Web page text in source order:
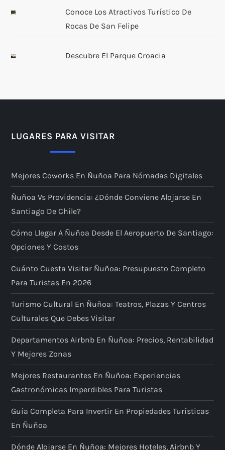
Conoce Los Atractivos Turístico De
Rocas De San Felipe
Descubre El Parque Croacia
LUGARES PARA VISITAR
Mejores Coworks En Ñuñoa Para Nómadas Digitales
Ñuñoa Vs Providencia: ¿dónde Conviene Alojarse En
Santiago De Chile?
Cómo Llegar A Ñuñoa Desde El Aeropuerto De Santiago:
Opciones Y Costos
Cuánto Cuesta Visitar Ñuñoa: Presupuesto Completo
Para Turistas En 2026
Turismo Cultural En Ñuñoa: Teatros, Plazas Y Centros
Culturales Que Debes Visitar
Departamentos Airbnb En Ñuñoa: Precios, Rentabilidad
Y Mejores Zonas
Mejores Restaurantes En Ñuñoa: Experiencias
Gastronómicas Imperdibles Para Turistas
Guía Completa Para Invertir En Propiedades Turísticas
En Ñuñoa
Dónde Alojarse En Ñuñoa: Mejores Hoteles, Airbnb Y